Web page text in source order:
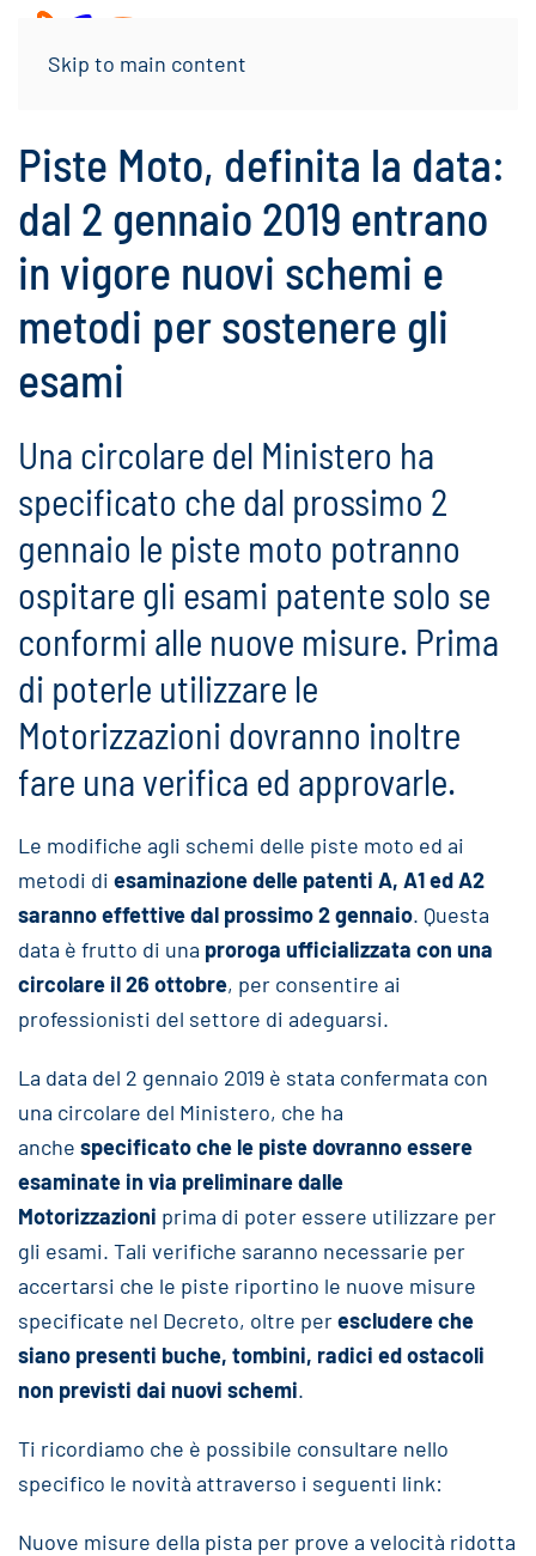
Skip to main content
Piste Moto, definita la data:
dal 2 gennaio 2019 entrano
in vigore nuovi schemi e
metodi per sostenere gli
esami
Una circolare del Ministero ha
specificato che dal prossimo 2
gennaio le piste moto potranno
ospitare gli esami patente solo se
conformi alle nuove misure. Prima
di poterle utilizzare le
Motorizzazioni dovranno inoltre
fare una verifica ed approvarle.
Le modifiche agli schemi delle piste moto ed ai
metodi di esaminazione delle patenti A, A1 ed A2
saranno effettive dal prossimo 2 gennaio. Questa
data è frutto di una proroga ufficializzata con una
circolare il 26 ottobre, per consentire ai
professionisti del settore di adeguarsi.
La data del 2 gennaio 2019 è stata confermata con
una circolare del Ministero, che ha
anche specificato che le piste dovranno essere
esaminate in via preliminare dalle
Motorizzazioni prima di poter essere utilizzare per
gli esami. Tali verifiche saranno necessarie per
accertarsi che le piste riportino le nuove misure
specificate nel Decreto, oltre perescludere che
siano presenti buche, tombini, radici ed ostacoli
non previsti dai nuovi schemi.
Ti ricordiamo che è possibile consultare nello
specifico le novità attraverso i seguenti link:
Nuove misure della pista per prove a velocità ridotta